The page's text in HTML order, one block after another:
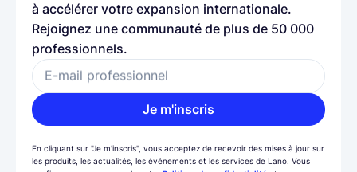
à accélérer votre expansion internationale.
Rejoignez une communauté de plus de 50 000
professionnels.
E-mail professionnel
Je m'inscris
En cliquant sur "Je m'inscris", vous acceptez de recevoir des mises à jour sur
les produits, les actualités, les événements et les services de Lano. Vous